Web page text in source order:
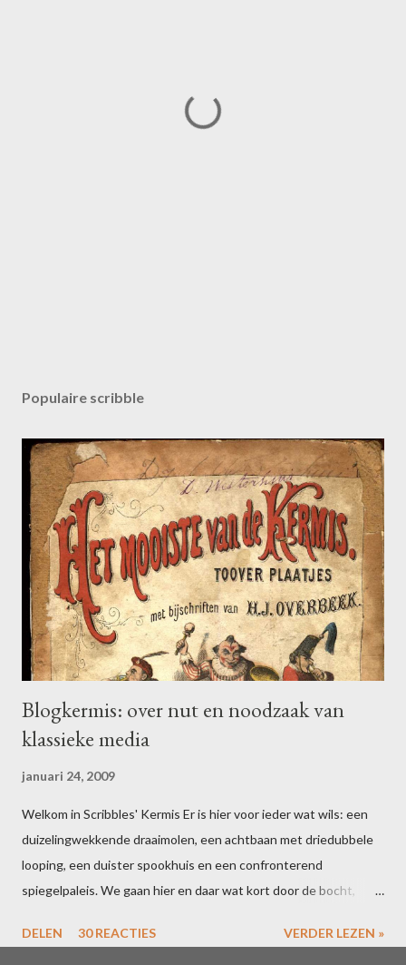
Populaire scribble
Blogkermis: over nut en noodzaak van
klassieke media
januari 24, 2009
Welkom in Scribbles' Kermis Er is hier voor ieder wat wils: een
duizelingwekkende draaimolen, een achtbaan met driedubbele
looping, een duister spookhuis en een confronterend
spiegelpaleis. We gaan hier en daar wat kort door de bocht,
voor 16 februari een blogpost over uw ervaringen in één of meer
DELEN 30 REACTIES VERDER LEZEN »